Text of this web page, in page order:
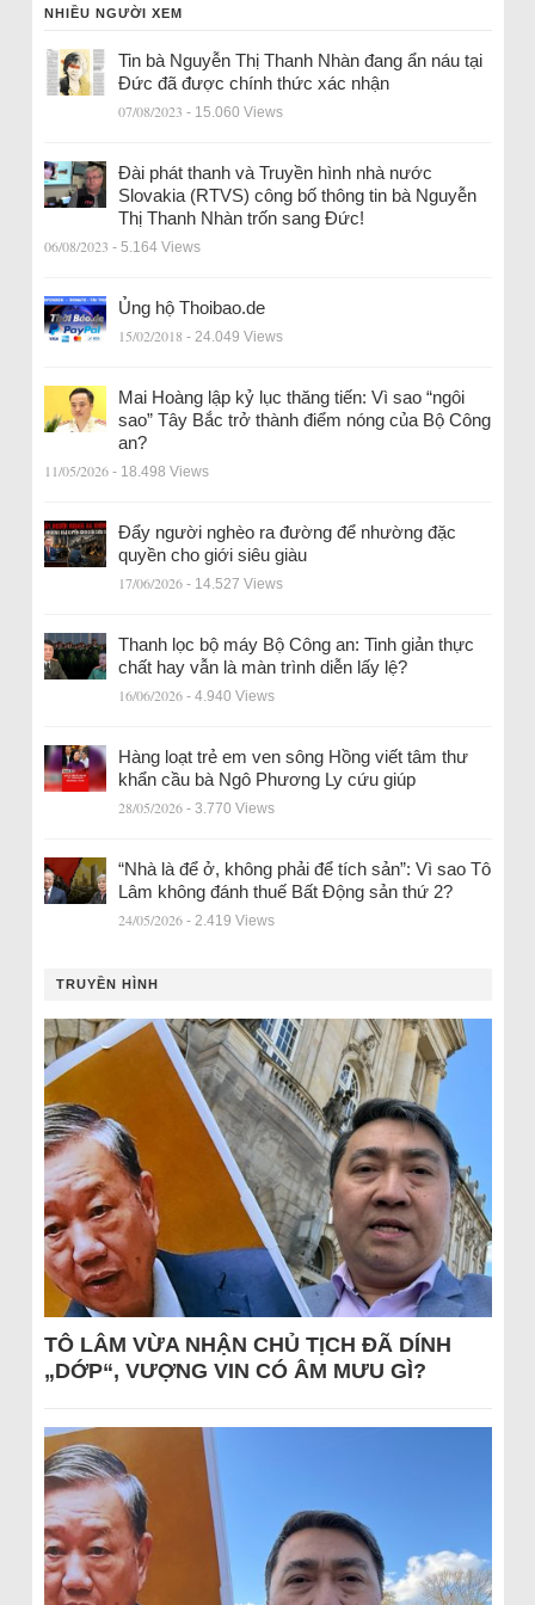
NHIỀU NGƯỜI XEM
Tin bà Nguyễn Thị Thanh Nhàn đang ẩn náu tại
Đức đã được chính thức xác nhận
07/08/2023 - 15.060 Views
Đài phát thanh và Truyền hình nhà nước
Slovakia (RTVS) công bố thông tin bà Nguyễn
Thị Thanh Nhàn trốn sang Đức!
06/08/2023 - 5.164 Views
Ủng hộ Thoibao.de
15/02/2018 - 24.049 Views
Mai Hoàng lập kỷ lục thăng tiến: Vì sao “ngôi
sao” Tây Bắc trở thành điểm nóng của Bộ Công
an?
11/05/2026 - 18.498 Views
Đẩy người nghèo ra đường để nhường đặc
quyền cho giới siêu giàu
17/06/2026 - 14.527 Views
Thanh lọc bộ máy Bộ Công an: Tinh giản thực
chất hay vẫn là màn trình diễn lấy lệ?
16/06/2026 - 4.940 Views
Hàng loạt trẻ em ven sông Hồng viết tâm thư
khẩn cầu bà Ngô Phương Ly cứu giúp
28/05/2026 - 3.770 Views
“Nhà là để ở, không phải để tích sản”: Vì sao Tô
Lâm không đánh thuế Bất Động sản thứ 2?
24/05/2026 - 2.419 Views
TRUYỀN HÌNH
TÔ LÂM VỪA NHẬN CHỦ TỊCH ĐÃ DÍNH
„DỚP“, VƯỢNG VIN CÓ ÂM MƯU GÌ?